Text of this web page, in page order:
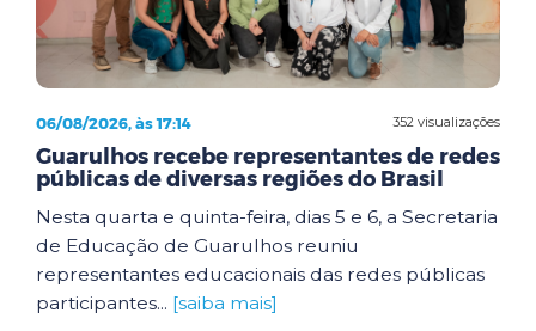
352 visualizações
06/08/2026, às 17:14
Guarulhos recebe representantes de redes
públicas de diversas regiões do Brasil
Nesta quarta e quinta-feira, dias 5 e 6, a Secretaria
de Educação de Guarulhos reuniu
representantes educacionais das redes públicas
participantes... [saiba mais]